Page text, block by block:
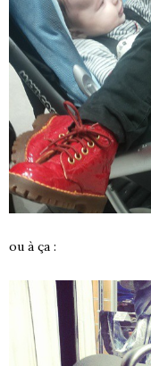
ou à ça :